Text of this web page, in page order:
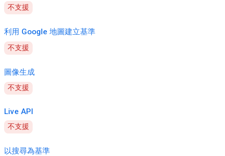
不支援
利用 Google 地圖建立基準
不支援
圖像生成
不支援
Live API
不支援
以搜尋為基準